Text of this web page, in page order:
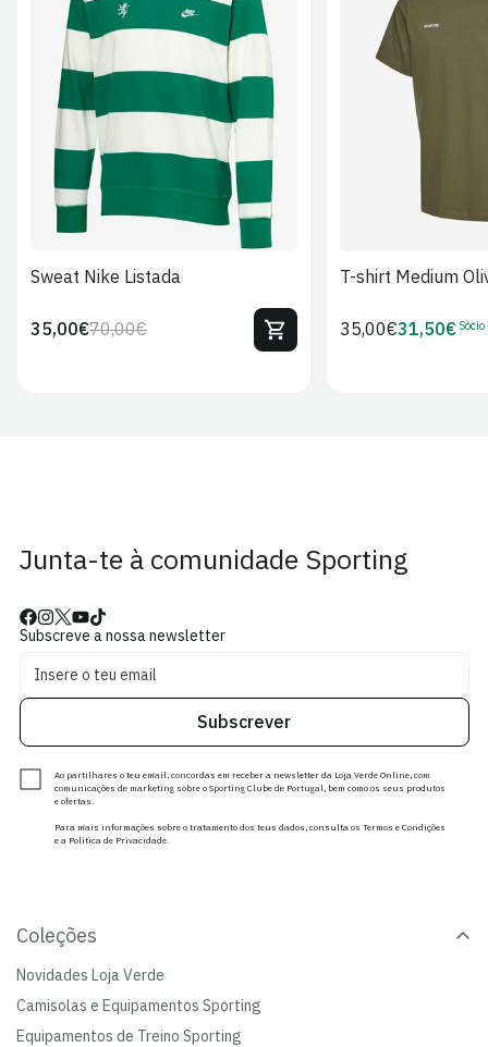
S XL 2XL
Sweat Nike Listada
Preço
70,00€Preço
35,00€
T-shirt Medium
Preço
35,00€Preço
31,50€ Sócio
Junta-te à comunidade Sporting
Subscreve a nossa newsletter
Subscrever
Ao partilhares o teu email, concordas em receber a newsletter da Loja Verde Online, com
comunicações de marketing sobre o Sporting Clube de Portugal, bem como os seus produtos
e ofertas.
Para mais informações sobre o tratamento dos teus dados, consulta os Termos e Condições
e a Política de Privacidade.
Coleções
Novidades Loja Verde
Camisolas e Equipamentos Sporting
Equipamentos de Treino Sporting